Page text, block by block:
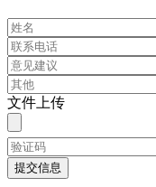
文件上传
提交信息